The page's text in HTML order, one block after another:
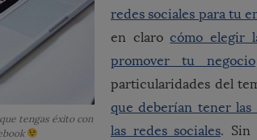
tengas éxito con
redes sociales para tu
en clarocómo elegir
promover tu negocio
particularidades del
que deberían tener las
las redes sociales. Sin